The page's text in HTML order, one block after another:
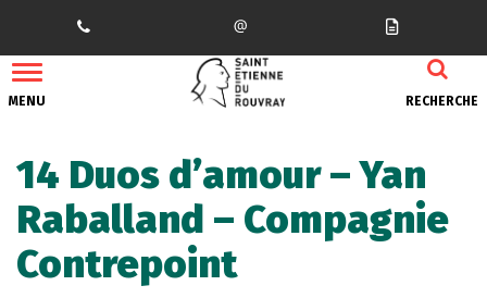
MENU RECHERCHE
14 Duos d’amour – Yan
Raballand – Compagnie
Contrepoint